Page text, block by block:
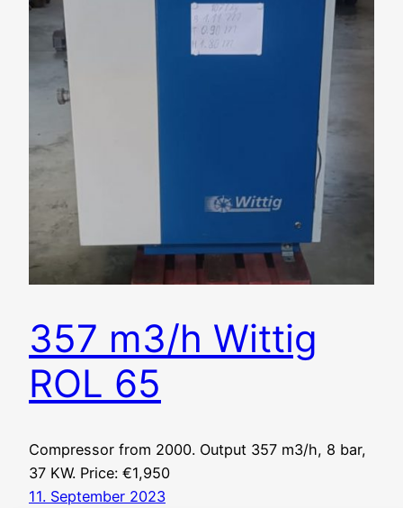
357 m3/h Wittig
ROL 65
Compressor from 2000. Output 357 m3/h, 8 bar,
37 KW. Price: €1,950
11. September 2023